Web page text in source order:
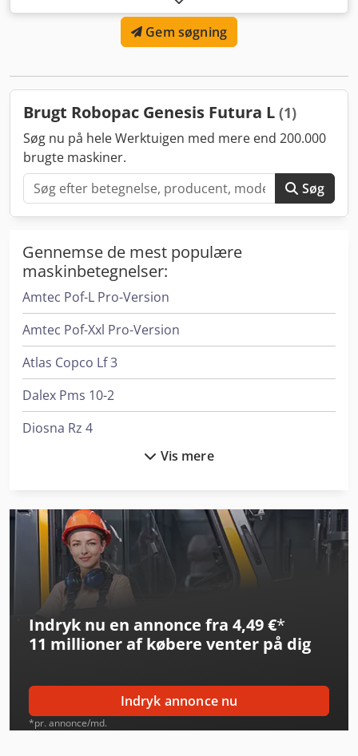
Gem søgning
Brugt Robopac Genesis Futura L (1)
Søg nu på hele Werktuigen med mere end 200.000
brugte maskiner.
Søg
Gennemse de mest populære
maskinbetegnelser:
Amtec Pof-L Pro-Version
Amtec Pof-Xxl Pro-Version
Atlas Copco Lf 3
Dalex Pms 10-2
Diosna Rz 4
Diosna Sp 40
Diosna Sp 80
Ep Epl154
Felder G 480
Herbold Pu 500
Holzkraft Vsa 48 L
Vis mere
Indryk nu en annonce fra 4,49 €*
11 millioner af købere venter på dig
Indryk annonce nu
*pr. annonce/md.